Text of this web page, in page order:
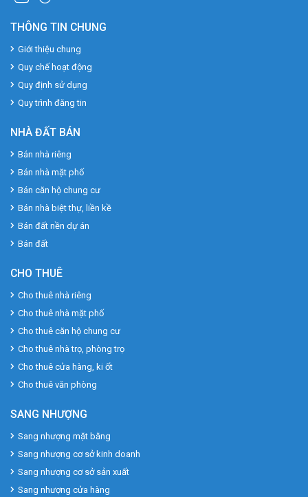
THÔNG TIN CHUNG
Giới thiệu chung
Quy chế hoạt động
Quy định sử dụng
Quy trình đăng tin
NHÀ ĐẤT BÁN
Bán nhà riêng
Bán nhà mặt phố
Bán căn hộ chung cư
Bán nhà biệt thự, liền kề
Bán đất nền dự án
Bán đất
CHO THUÊ
Cho thuê nhà riêng
Cho thuê nhà mặt phố
Cho thuê căn hộ chung cư
Cho thuê nhà trọ, phòng trọ
Cho thuê cửa hàng, ki ốt
Cho thuê văn phòng
SANG NHƯỢNG
Sang nhượng mặt bằng
Sang nhượng cơ sở kinh doanh
Sang nhượng cơ sở sản xuất
Sang nhượng cửa hàng